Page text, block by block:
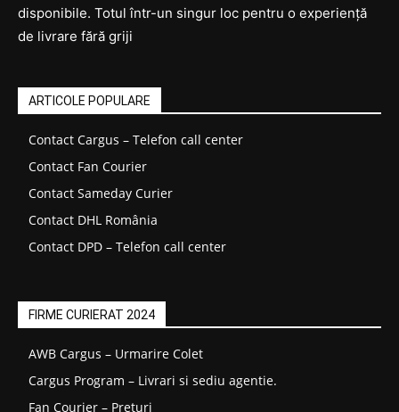
disponibile. Totul într-un singur loc pentru o experiență
de livrare fără griji
ARTICOLE POPULARE
Contact Cargus – Telefon call center
Contact Fan Courier
Contact Sameday Curier
Contact DHL România
Contact DPD – Telefon call center
FIRME CURIERAT 2024
AWB Cargus – Urmarire Colet
Cargus Program – Livrari si sediu agentie.
Fan Courier – Prețuri